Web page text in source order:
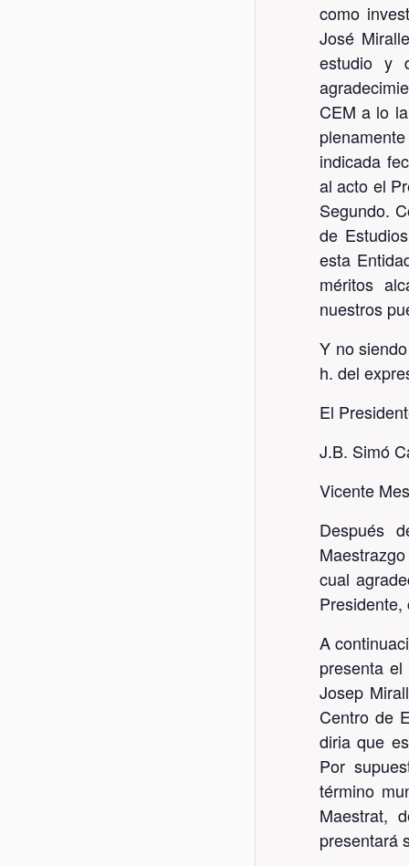
como
José
estudio y
CEM a lo
indicada
al acto el
Segundo.
de
esta
méritos
nuestros
Y no
h. del
El
J.B. Simó
Vicente
Después
cual
A
presenta
Josep
Centro de
diria que
Por
término
Maestrat,
presentará